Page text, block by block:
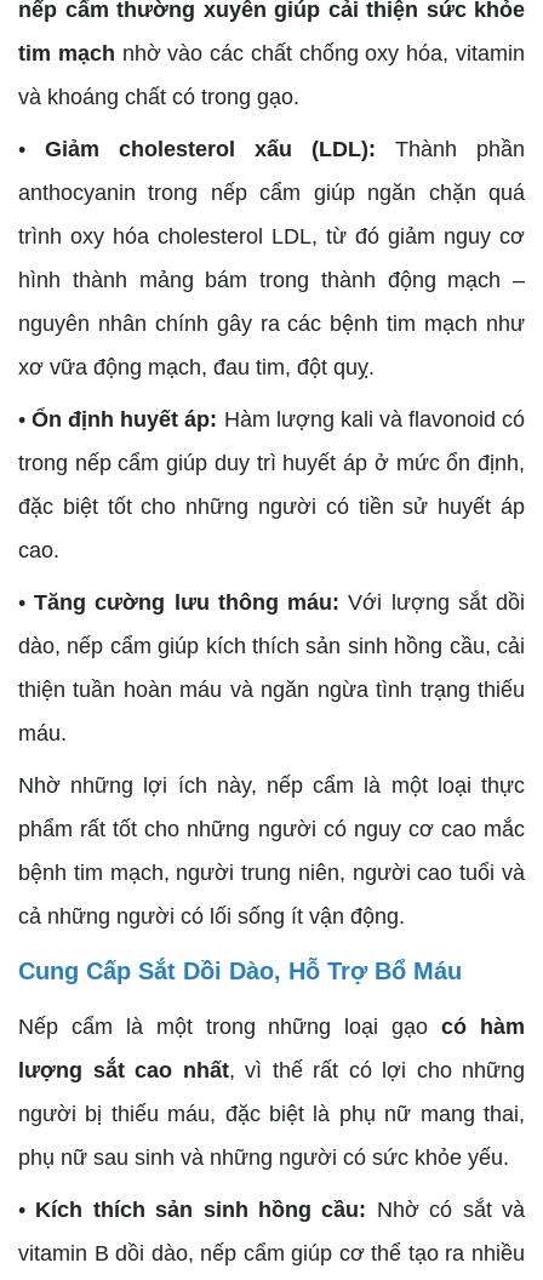
nếp cẩm thường xuyên giúp cải thiện sức khỏe
tim mạch nhờ vào các chất chống oxy hóa, vitamin
và khoáng chất có trong gạo.
• Giảm cholesterol xấu (LDL): Thành phần
anthocyanin trong nếp cẩm giúp ngăn chặn quá
trình oxy hóa cholesterol LDL, từ đó giảm nguy cơ
hình thành mảng bám trong thành động mạch –
nguyên nhân chính gây ra các bệnh tim mạch như
xơ vữa động mạch, đau tim, đột quỵ.
•Ổn định huyết áp: Hàm lượng kali và flavonoid có
trong nếp cẩm giúp duy trì huyết áp ở mức ổn định,
đặc biệt tốt cho những người có tiền sử huyết áp
cao.
•Tăng cường lưu thông máu: Với lượng sắt dồi
dào, nếp cẩm giúp kích thích sản sinh hồng cầu, cải
thiện tuần hoàn máu và ngăn ngừa tình trạng thiếu
máu.
Nhờ những lợi ích này, nếp cẩm là một loại thực
phẩm rất tốt cho những người có nguy cơ cao mắc
bệnh tim mạch, người trung niên, người cao tuổi và
cả những người có lối sống ít vận động.
Cung Cấp Sắt Dồi Dào, Hỗ Trợ Bổ Máu
Nếp cẩm là một trong những loại gạocó hàm
lượng sắt cao nhất, vì thế rất có lợi cho những
người bị thiếu máu, đặc biệt là phụ nữ mang thai,
phụ nữ sau sinh và những người có sức khỏe yếu.
• Kích thích sản sinh hồng cầu: Nhờ có sắt và
vitamin B dồi dào, nếp cẩm giúp cơ thể tạo ra nhiều